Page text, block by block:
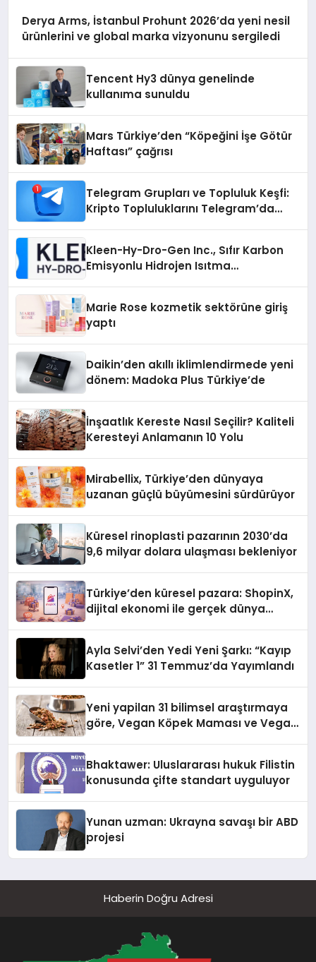
Derya Arms, İstanbul Prohunt 2026’da yeni nesil
ürünlerini ve global marka vizyonunu sergiledi
Tencent Hy3 dünya genelinde
kullanıma sunuldu
Mars Türkiye’den “Köpeğini İşe Götür
Haftası” çağrısı
Telegram Grupları ve Topluluk Keşfi:
Kripto Topluluklarını Telegram’da
Kleen-Hy-Dro-Gen Inc., Sıfır Karbon
Emisyonlu Hidrojen Isıtma
Marie Rose kozmetik sektörüne giriş
yaptı
Daikin’den akıllı iklimlendirmede yeni
dönem: Madoka Plus Türkiye’de
İnşaatlık Kereste Nasıl Seçilir? Kaliteli
Keresteyi Anlamanın 10 Yolu
Mirabellix, Türkiye’den dünyaya
uzanan güçlü büyümesini sürdürüyor
Küresel rinoplasti pazarının 2030’da
9,6 milyar dolara ulaşması bekleniyor
Türkiye’den küresel pazara: ShopinX,
dijital ekonomi ile gerçek dünya
Ayla Selvi’den Yedi Yeni Şarkı: “Kayıp
Kasetler 1” 31 Temmuz’da Yayımlandı
Yeni yapilan 31 bilimsel araştırmaya
göre, Vegan Köpek Maması ve Vegan
Bhaktawer: Uluslararası hukuk Filistin
konusunda çifte standart uyguluyor
Yunan uzman: Ukrayna savaşı bir ABD
projesi
Haberin Doğru Adresi